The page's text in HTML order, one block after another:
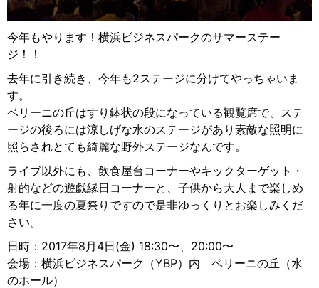
今年もやります！横浜ビジネスパークのサマーステー
ジ！！
去年に引き続き、今年も2ステージに分けてやっちゃいま
す。
ベリーニの丘はすり鉢状の段になっている観覧席で、ステ
ージの後ろには涼しげな水のステージがあり素敵な照明に
照らされとても綺麗な野外ステージなんです。
ライブ以外にも、飲食屋台コーナーやキックターゲット・
射的などの遊戯縁日コーナーと、子供から大人まで楽しめ
る年に一度の夏祭りですので是非ゆっくりとお楽しみくだ
さい。
日時：2017年8月4日(金) 18:30〜、20:00〜
会場：横浜ビジネスパーク（YBP）内 ベリーニの丘（水
のホール）